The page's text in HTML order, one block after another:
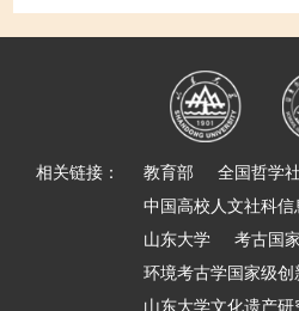
相关链接： 教育部
全国哲学
中国高校人文社科信
山东大学
考古国
环境考古学国家级创
山东大学文化遗产研